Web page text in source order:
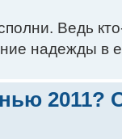
Ведь
надежды в
2011?